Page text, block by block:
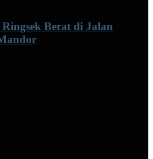
Berat di Jalan